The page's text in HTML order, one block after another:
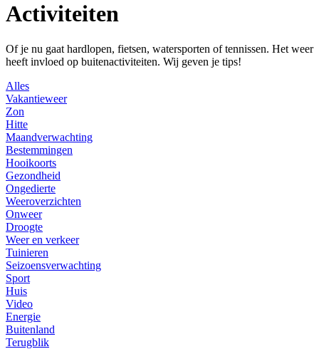
Activiteiten
Of je nu gaat hardlopen, fietsen, watersporten of tennissen. Het weer
heeft invloed op buitenactiviteiten. Wij geven je tips!
Alles
Vakantieweer
Zon
Hitte
Maandverwachting
Bestemmingen
Hooikoorts
Gezondheid
Ongedierte
Weeroverzichten
Onweer
Droogte
Weer en verkeer
Tuinieren
Seizoensverwachting
Sport
Huis
Video
Energie
Buitenland
Terugblik